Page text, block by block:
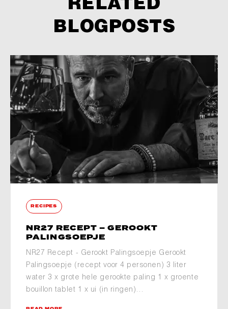
RELATED
BLOGPOSTS
RECIPES
NR27 RECEPT – GEROOKT
PALINGSOEPJE
NR27 Recept - Gerookt Palingsoepje Gerookt
Palingsoepje (recept voor 4 personen) 3 liter
water 3 x grote hele gerookte paling 1 x groente
bouillon tablet 1 x ui (in ringen)…